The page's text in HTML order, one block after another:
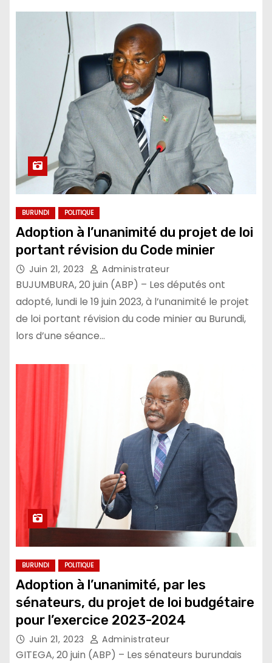
BURUNDI POLITIQUE
Adoption à l’unanimité du projet de loi
portant révision du Code minier
Juin 21, 2023 Administrateur
BUJUMBURA, 20 juin (ABP) – Les députés ont
adopté, lundi le 19 juin 2023, à l’unanimité le projet
de loi portant révision du code minier au Burundi,
lors d’une séance…
BURUNDI POLITIQUE
Adoption à l’unanimité, par les
sénateurs, du projet de loi budgétaire
pour l’exercice 2023-2024
Juin 21, 2023 Administrateur
GITEGA, 20 juin (ABP) – Les sénateurs burundais